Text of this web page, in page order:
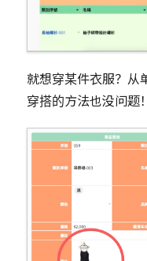
就想穿某件衣服？从
穿搭的方法也没问题！